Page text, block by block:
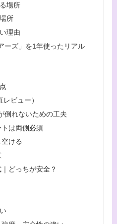
場所
所
理由
ーズ」を1年使ったリアル
ビュー）
倒れないための工夫
は両側必須
ける
どっちが安全？